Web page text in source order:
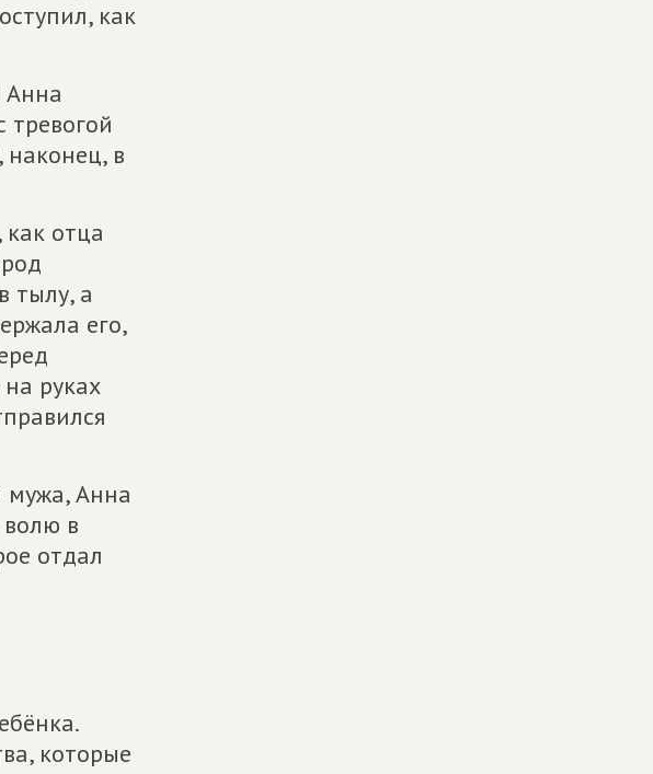
как
Анна
тревогой
наконец, в
отца
тылу, а
его,
руках
мужа, Анна
в
отдал
которые